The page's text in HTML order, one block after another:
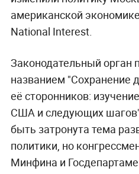
американской
National Interest.
Законодательный орган
названием "Сохранение
её сторонников:
США и следующих
быть затронута тема
политики, но
Минфина и